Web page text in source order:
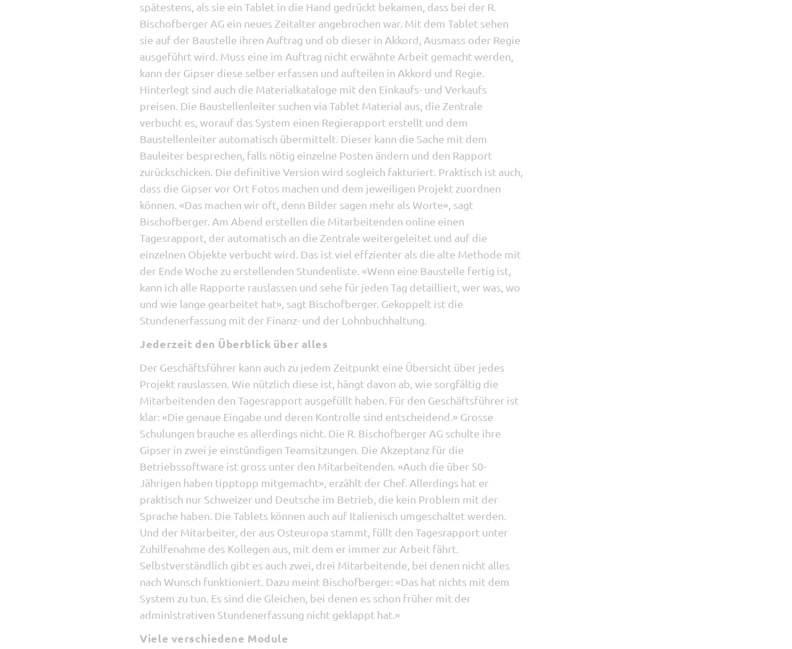
spätestens, als sie ein Tablet in die Hand gedrückt bekamen, dass bei der R.
Bischofberger AG ein neues Zeitalter angebrochen war. Mit dem Tablet sehen
sie auf der Baustelle ihren Auftrag und ob dieser in Akkord, Ausmass oder Regie
ausgeführt wird. Muss eine im Auftrag nicht erwähnte Arbeit gemacht werden,
kann der Gipser diese selber erfassen und aufteilen in Akkord und Regie.
Hinterlegt sind auch die Materialkataloge mit den Einkaufs- und Verkaufs
preisen. Die Baustellenleiter suchen via Tablet Material aus, die Zentrale
verbucht es, worauf das System einen Regierapport erstellt und dem
Baustellenleiter automatisch übermittelt. Dieser kann die Sache mit dem
Bauleiter besprechen, falls nötig einzelne Posten ändern und den Rapport
zurückschicken. Die definitive Version wird sogleich fakturiert. Praktisch ist auch,
dass die Gipser vor Ort Fotos machen und dem jeweiligen Projekt zuordnen
können. «Das machen wir oft, denn Bilder sagen mehr als Worte», sagt
Bischofberger. Am Abend erstellen die Mitarbeitenden online einen
Tagesrapport, der automatisch an die Zentrale weitergeleitet und auf die
einzelnen Objekte verbucht wird. Das ist viel effzienter als die alte Methode mit
der Ende Woche zu erstellenden Stundenliste. «Wenn eine Baustelle fertig ist,
kann ich alle Rapporte rauslassen und sehe für jeden Tag detailliert, wer was, wo
und wie lange gearbeitet hat», sagt Bischofberger. Gekoppelt ist die
Stundenerfassung mit der Finanz- und der Lohnbuchhaltung.
Jederzeit den Überblick über alles
Der Geschäftsführer kann auch zu jedem Zeitpunkt eine Übersicht über jedes
Projekt rauslassen. Wie nützlich diese ist, hängt davon ab, wie sorgfältig die
Mitarbeitenden den Tagesrapport ausgefüllt haben. Für den Geschäftsführer ist
klar: «Die genaue Eingabe und deren Kontrolle sind entscheidend.» Grosse
Schulungen brauche es allerdings nicht. Die R. Bischofberger AG schulte ihre
Gipser in zwei je einstündigen Teamsitzungen. Die Akzeptanz für die
Betriebssoftware ist gross unter den Mitarbeitenden. «Auch die über 50-
Jährigen haben tipptopp mitgemacht», erzählt der Chef. Allerdings hat er
praktisch nur Schweizer und Deutsche im Betrieb, die kein Problem mit der
Sprache haben. Die Tablets können auch auf Italienisch umgeschaltet werden.
Und der Mitarbeiter, der aus Osteuropa stammt, füllt den Tagesrapport unter
Zuhilfenahme des Kollegen aus, mit dem er immer zur Arbeit fährt.
Selbstverständlich gibt es auch zwei, drei Mitarbeitende, bei denen nicht alles
nach Wunsch funktioniert. Dazu meint Bischofberger: «Das hat nichts mit dem
System zu tun. Es sind die Gleichen, bei denen es schon früher mit der
administrativen Stundenerfassung nicht geklappt hat.»
Viele verschiedene Module